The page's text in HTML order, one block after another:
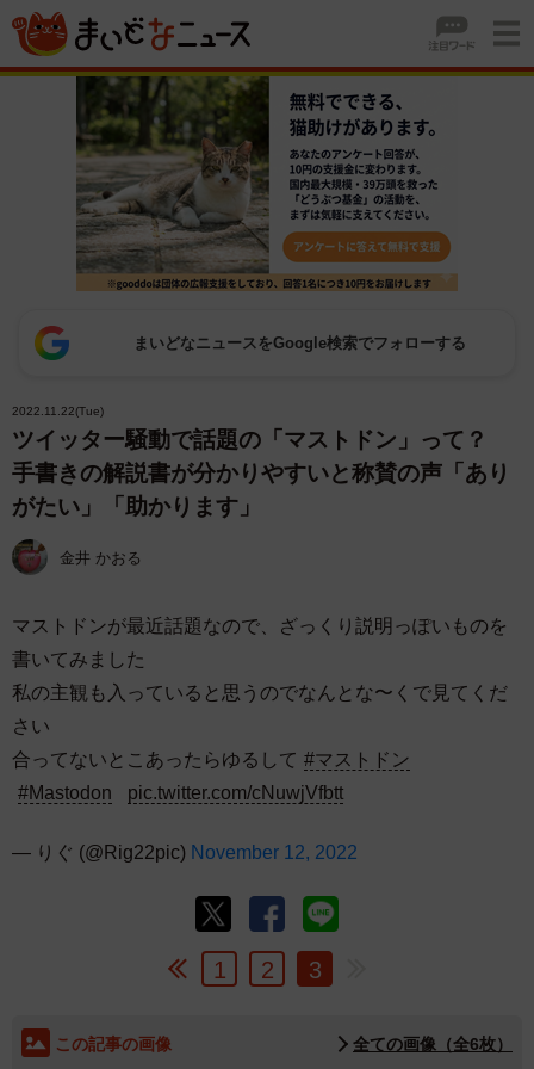
まいどなニュースをGoogle検索でフォローする
2022.11.22(Tue)
ツイッター騒動で話題の「マストドン」って？
手書きの解説書が分かりやすいと称賛の声「あり
がたい」「助かります」
金井 かおる
マストドンが最近話題なので、ざっくり説明っぽいものを
書いてみました
私の主観も入っていると思うのでなんとな〜くで見てくだ
さい
合ってないとこあったらゆるして #マストドン
#Mastodon
pic.twitter.com/cNuwjVfbtt
— りぐ (@Rig22pic) November 12, 2022
1 2 3
この記事の画像 全ての画像（全6枚）